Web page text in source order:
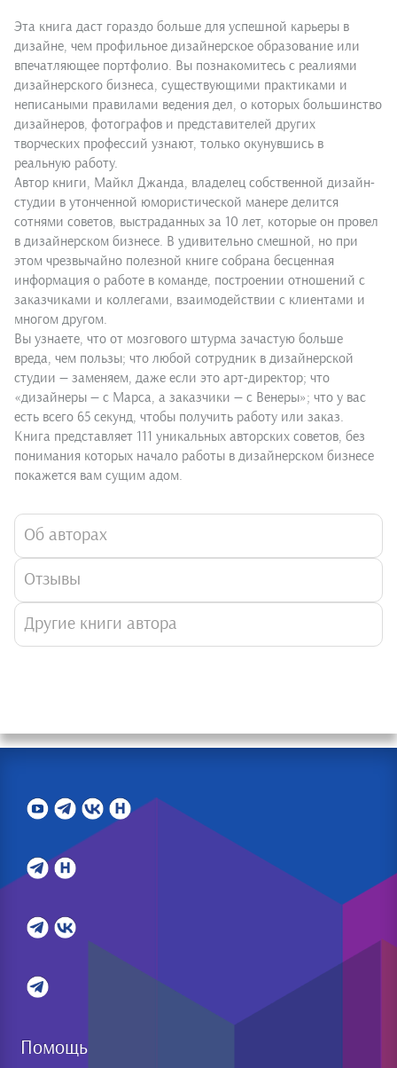
Эта книга даст гораздо больше для успешной карьеры в
дизайне, чем профильное дизайнерское образование или
впечатляющее портфолио. Вы познакомитесь с реалиями
дизайнерского бизнеса, существующими практиками и
неписаными правилами ведения дел, о которых большинство
дизайнеров, фотографов и представителей других
творческих профессий узнают, только окунувшись в
реальную работу.
Автор книги, Майкл Джанда, владелец собственной дизайн-
студии в утонченной юмористической манере делится
сотнями советов, выстраданных за 10 лет, которые он провел
в дизайнерском бизнесе. В удивительно смешной, но при
этом чрезвычайно полезной книге собрана бесценная
информация о работе в команде, построении отношений с
заказчиками и коллегами, взаимодействии с клиентами и
многом другом.
Вы узнаете, что от мозгового штурма зачастую больше
вреда, чем пользы; что любой сотрудник в дизайнерской
студии — заменяем, даже если это арт-директор; что
«дизайнеры — с Марса, а заказчики — с Венеры»; что у вас
есть всего 65 секунд, чтобы получить работу или заказ.
Книга представляет 111 уникальных авторских советов, без
понимания которых начало работы в дизайнерском бизнесе
покажется вам сущим адом.
Об авторах
Отзывы
Другие книги автора
Помощь